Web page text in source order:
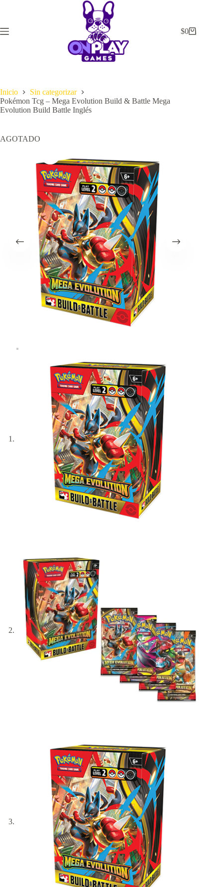
Carrito
$0
Inicio
Sin categorizar
Pokémon Tcg – Mega Evolution Build & Battle Mega
Evolution Build Battle Inglés
AGOTADO